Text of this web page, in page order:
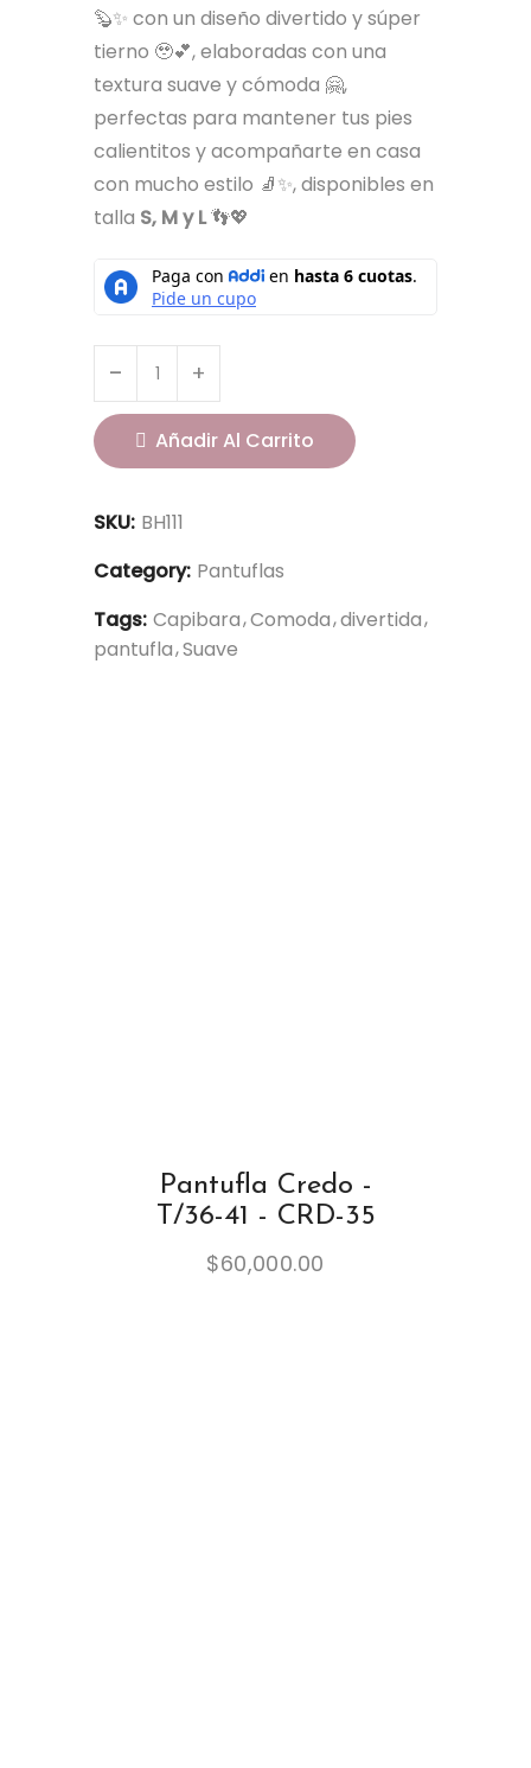
🦫✨ con un diseño divertido y súper
tierno 🥹💕, elaboradas con una
textura suave y cómoda 🤗,
perfectas para mantener tus pies
calientitos y acompañarte en casa
con mucho estilo 🧦✨, disponibles en
talla S, M y L👣💖
Añadir Al Carrito
SKU: BH111
Category: Pantuflas
Tags: Capibara Comoda divertida
pantufla Suave
Pantufla Credo -
T/36-41 - CRD-35
$60,000.00